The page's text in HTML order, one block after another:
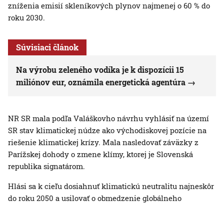
zníženia emisií skleníkových plynov najmenej o 60 % do
roku 2030.
Súvisiaci článok
Na výrobu zeleného vodíka je k dispozícii 15
miliónov eur, oznámila energetická agentúra
NR SR mala podľa Valáškovho návrhu vyhlásiť na území
SR stav klimatickej núdze ako východiskovej pozície na
riešenie klimatickej krízy. Mala nasledovať záväzky z
Parížskej dohody o zmene klímy, ktorej je Slovenská
republika signatárom.
Hlási sa k cieľu dosiahnuť klimatickú neutralitu najneskôr
do roku 2050 a usilovať o obmedzenie globálneho